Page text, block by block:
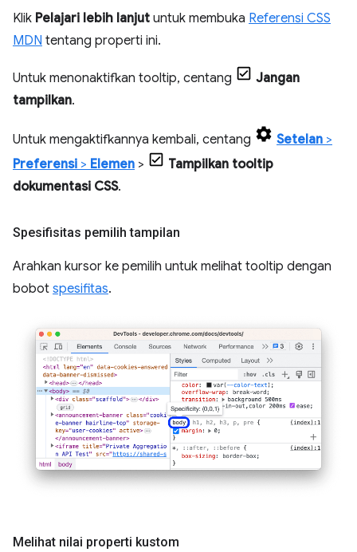
Klik Pelajari lebih lanjut untuk membuka Referensi CSS
MDN tentang properti ini.
Untuk menonaktifkan tooltip, centang
Jangan
tampilkan.
Untuk mengaktifkannya kembali, centang Setelan >
Preferensi > Elemen >
Tampilkan tooltip
dokumentasi CSS.
Spesifisitas pemilih tampilan
Arahkan kursor ke pemilih untuk melihat tooltip dengan
bobot spesifitas.
Melihat nilai properti kustom